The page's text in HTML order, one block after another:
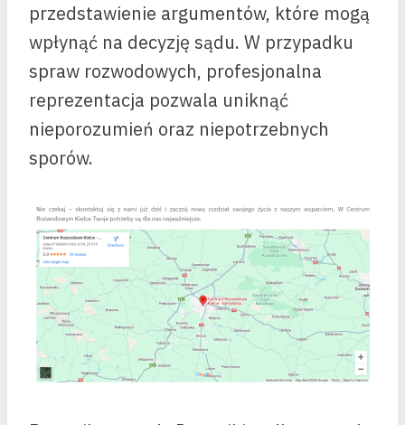
przedstawienie argumentów, które mogą
wpłynąć na decyzję sądu. W przypadku
spraw rozwodowych, profesjonalna
reprezentacja pozwala uniknąć
nieporozumień oraz niepotrzebnych
sporów.